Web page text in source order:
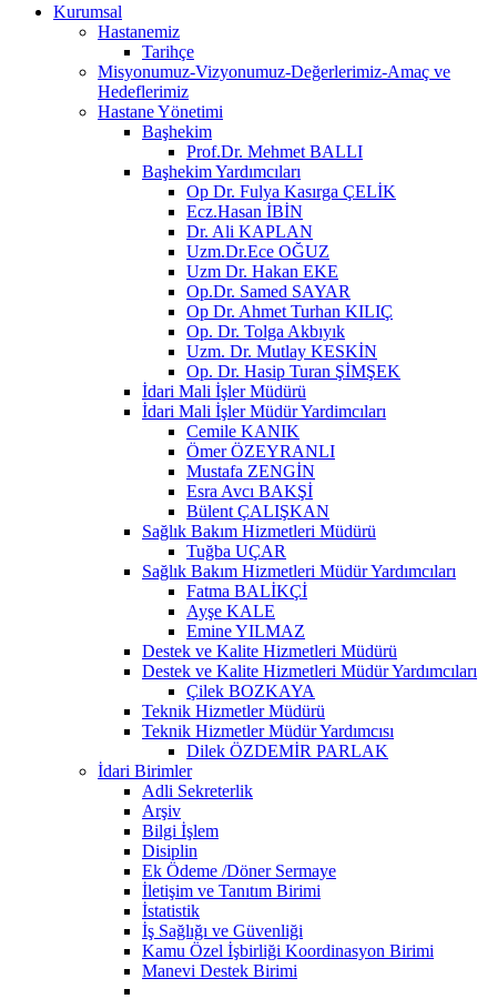
Kurumsal
Hastanemiz
Tarihçe
Misyonumuz-Vizyonumuz-Değerlerimiz-Amaç ve
Hedeflerimiz
Hastane Yönetimi
Başhekim
Prof.Dr. Mehmet BALLI
Başhekim Yardımcıları
Op Dr. Fulya Kasırga ÇELİK
Ecz.Hasan İBİN
Dr. Ali KAPLAN
Uzm.Dr.Ece OĞUZ
Uzm Dr. Hakan EKE
Op.Dr. Samed SAYAR
Op Dr. Ahmet Turhan KILIÇ
Op. Dr. Tolga Akbıyık
Uzm. Dr. Mutlay KESKİN
Op. Dr. Hasip Turan ŞİMŞEK
İdari Mali İşler Müdürü
İdari Mali İşler Müdür Yardimcıları
Cemile KANIK
Ömer ÖZEYRANLI
Mustafa ZENGİN
Esra Avcı BAKŞİ
Bülent ÇALIŞKAN
Sağlık Bakım Hizmetleri Müdürü
Tuğba UÇAR
Sağlık Bakım Hizmetleri Müdür Yardımcıları
Fatma BALİKÇİ
Ayşe KALE
Emine YILMAZ
Destek ve Kalite Hizmetleri Müdürü
Destek ve Kalite Hizmetleri Müdür Yardımcıları
Çilek BOZKAYA
Teknik Hizmetler Müdürü
Teknik Hizmetler Müdür Yardımcısı
Dilek ÖZDEMİR PARLAK
İdari Birimler
Adli Sekreterlik
Arşiv
Bilgi İşlem
Disiplin
Ek Ödeme /Döner Sermaye
İletişim ve Tanıtım Birimi
İstatistik
İş Sağlığı ve Güvenliği
Kamu Özel İşbirliği Koordinasyon Birimi
Manevi Destek Birimi